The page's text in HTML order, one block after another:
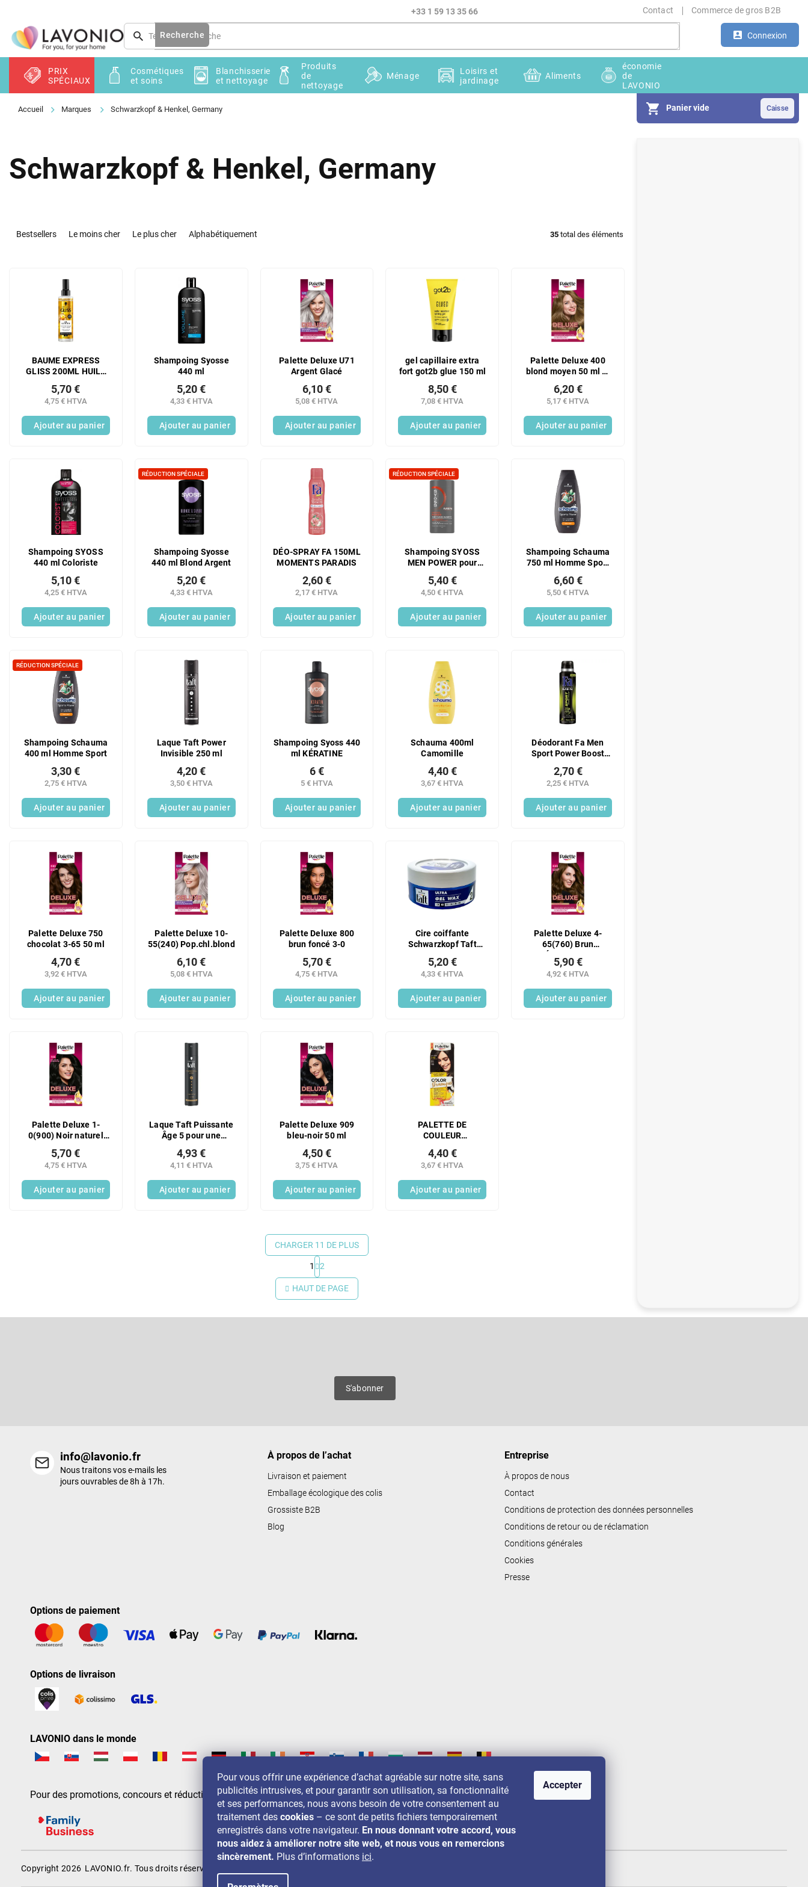
Pour vous offrir une expérience d’achat agréable sur notre site, sans
publicités intrusives, et pour garantir son utilisation, sa fonctionnalité
et ses performances, nous avons besoin de votre consentement au
traitement des cookies – ce sont de petits fichiers temporairement
enregistrés dans votre navigateur. En nous donnant votre accord, vous
nous aidez à améliorer notre site web, et nous vous en remercions
sincèrement. Plus d’informations ici.
Accepter
contenu
+33 1 59 13 35 66 Contact Commerce de gros B2B
Connexion
Recherche
Panier vide
PRIX
SPÉCIAUX
Cosmétiques
et soins
Blanchisserie
et nettoyage
Produits
de
nettoyage
Ménage
Loisirs et
jardinage
Aliments
économie
de
LAVONIO
Marques Schwarzkopf & Henkel, Germany
Schwarzkopf & Henkel, Germany
Bestsellers Le moins cher Le plus cher Alphabétiquement 35 total des éléments
BAUME EXPRESS
GLISS 200ML HUILE
4,75 € HTVA
5,70 €
Ajouter au panier
Shampoing Syosse
440 ml
4,33 € HTVA
5,20 €
Ajouter au panier
Palette Deluxe U71
Argent Glacé
5,08 € HTVA
6,10 €
Ajouter au panier
gel capillaire extra
fort got2b glue 150 ml
7,08 € HTVA
8,50 €
Ajouter au panier
Palette Deluxe 400
blond moyen 50 ml 7-
5,17 € HTVA
6,20 €
Ajouter au panier
Shampoing SYOSS
440 ml Coloriste
4,25 € HTVA
5,10 €
Ajouter au panier
RÉDUCTION SPÉCIALE
Shampoing Syosse
440 ml Blond Argent
4,33 € HTVA
5,20 €
Ajouter au panier
DÉO-SPRAY FA 150ML
MOMENTS PARADIS
2,17 € HTVA
2,60 €
Ajouter au panier
RÉDUCTION SPÉCIALE
Shampoing SYOSS
MEN POWER pour
normaux 440 ml
4,50 € HTVA
5,40 €
Ajouter au panier
Shampoing Schauma
750 ml Homme Sport
5,50 € HTVA
6,60 €
Ajouter au panier
RÉDUCTION SPÉCIALE
Shampoing Schauma
400 ml Homme Sport
2,75 € HTVA
3,30 €
Ajouter au panier
Laque Taft Power
Invisible 250 ml
3,50 € HTVA
4,20 €
Ajouter au panier
Shampoing Syoss 440
ml KÉRATINE
5 € HTVA
6 €
Ajouter au panier
Schauma 400ml
Camomille
3,67 € HTVA
4,40 €
Ajouter au panier
Déodorant Fa Men
Sport Power Boost
2,25 € HTVA
2,70 €
Ajouter au panier
Palette Deluxe 750
chocolat 3-65 50 ml
3,92 € HTVA
4,70 €
Ajouter au panier
Palette Deluxe 10-
55(240) Pop.chl.blond
5,08 € HTVA
6,10 €
Ajouter au panier
Palette Deluxe 800
brun foncé 3-0
4,75 € HTVA
5,70 €
Ajouter au panier
Cire coiffante
Schwarzkopf Taft
ml
4,33 € HTVA
5,20 €
Ajouter au panier
Palette Deluxe 4-
65(760) Brun
4,92 € HTVA
5,90 €
Ajouter au panier
Palette Deluxe 1-
0(900) Noir naturel
4,75 € HTVA
5,70 €
Ajouter au panier
Laque Taft Puissante
Âge 5 pour une
volumineuse et une
fixation extra forte
250 ml
4,11 € HTVA
4,93 €
Ajouter au panier
Palette Deluxe 909
bleu-noir 50 ml
3,75 € HTVA
4,50 €
Ajouter au panier
PALETTE DE
COULEUR
1-0
3,67 € HTVA
4,40 €
Ajouter au panier
C
o
n
t
i
e
s
CHARGER 11 DE PLUS
1 2
HAUT DE PAGE
S'abonner
info@lavonio.fr
Nous traitons vos e-mails les
jours ouvrables de 8h à 17h.
À propos de l’achat
Livraison et paiement
Emballage écologique des colis
Grossiste B2B
Blog
Entreprise
À propos de nous
Contact
Conditions de protection des données personnelles
Conditions de retour ou de réclamation
Conditions générales
Cookies
Presse
Options de paiement
Options de livraison
LAVONIO dans le monde
Pour des promotions, concours et réductions, suivez-nous sur:
Copyright 2026 LAVONIO.fr. Tous droits réservés.